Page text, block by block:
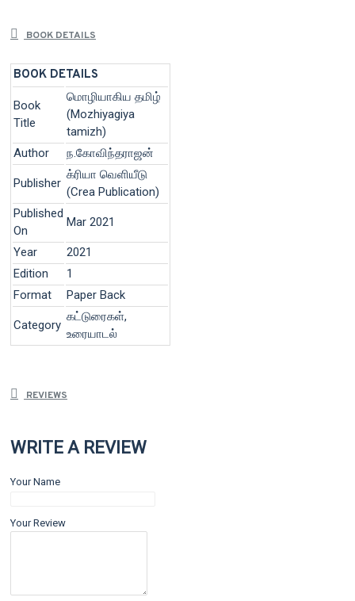
BOOK DETAILS
BOOK DETAILS
Book
Title
மொழியாகிய தமிழ்
(Mozhiyagiya
tamizh)
Author
ந.கோவிந்தராஜன்
Publisher
க்ரியா வெளியீடு
(Crea Publication)
Published
On
Mar 2021
Year
2021
Edition
1
Format
Paper Back
Category
கட்டுரைகள்,
உரையாடல்
REVIEWS
WRITE A REVIEW
Your Name
Your Review